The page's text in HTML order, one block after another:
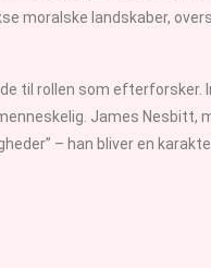
moralske landskaber,
til rollen som
James Nesbitt,
– han bliver en